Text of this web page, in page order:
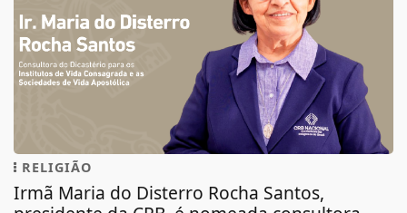
RELIGIÃO
Irmã Maria do Disterro Rocha Santos,